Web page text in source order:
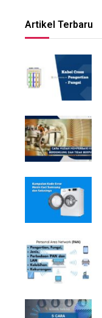
Artikel Terbaru